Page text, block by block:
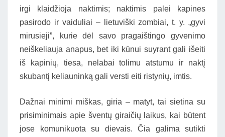
irgi klaidžioja naktimis; naktimis palei kapines
pasirodo ir vaiduliai – lietuviški zombiai, t. y. „gyvi
mirusieji”, kurie dėl savo pragaištingo gyvenimo
neiškeliauja anapus, bet iki kūnui suyrant gali išeiti
iš kapinių, tiesa, nelabai tolimu atstumu ir naktį
skubantį keliauninką gali versti eiti ristynių, imtis.
Dažnai minimi miškas, giria – matyt, tai sietina su
prisiminimais apie šventų giraičių laikus, kai būtent
jose komunikuota su dievais. Čia galima sutikti